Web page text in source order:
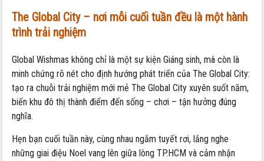
The Global City – nơi mỗi cuối tuần đều là một hành
trình trải nghiệm
Global Wishmas không chỉ là một sự kiện Giáng sinh, mà còn là
minh chứng rõ nét cho định hướng phát triển của The Global City:
tạo ra chuỗi trải nghiệm mới mẻ The Global City xuyên suốt năm,
biến khu đô thị thành điểm đến sống – chơi – tận hưởng đúng
nghĩa.
Hẹn bạn cuối tuần này, cùng nhau ngắm tuyết rơi, lắng nghe
những giai điệu Noel vang lên giữa lòng TP.HCM và cảm nhận